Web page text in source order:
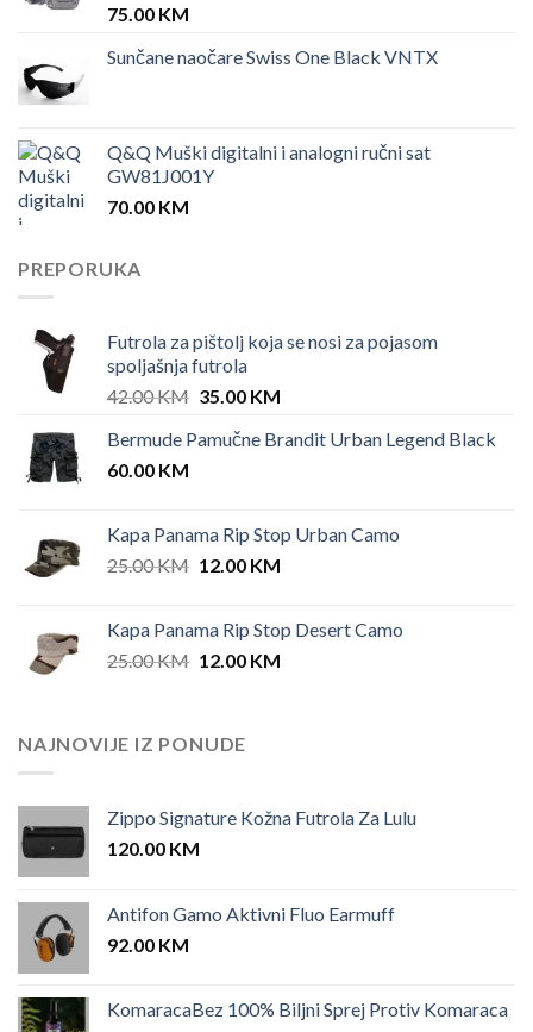
75.00 KM
Sunčane naočare Swiss One Black VNTX
Q&Q Muški digitalni i analogni ručni sat
GW81J001Y
70.00 KM
PREPORUKA
Futrola za pištolj koja se nosi za pojasom
spoljašnja futrola
42.00KM Original
was:
35.00 KMCurrent
is:
Bermude Pamučne Brandit Urban Legend Black
60.00 KM
Kapa Panama Rip Stop Urban Camo
25.00KM Original
25.00 KM.
12.00 KMCurrent
12.00 KM.
Kapa Panama Rip Stop Desert Camo
25.00KM Original
25.00 KM.
12.00 KMCurrent
NAJNOVIJE IZ PONUDE
Zippo Signature Kožna Futrola Za Lulu
120.00 KM
Antifon Gamo Aktivni Fluo Earmuff
92.00 KM
KomaracaBez 100% Biljni Sprej Protiv Komaraca